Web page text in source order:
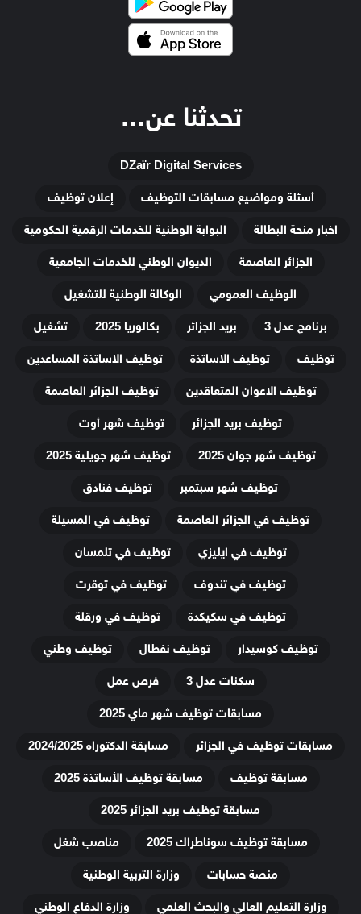
تحدثنا عن…
DZaïr Digital Services
أسئلة ومواضيع مسابقات التوظيف
إعلان توظيف
اخبار منحة البطالة
البوابة الوطنية للخدمات الرقمية الحكومية
الجزائر العاصمة
الديوان الوطني للخدمات الجامعية
الوظيف العمومي
الوكالة الوطنية للتشغيل
برنامج عدل 3
بريد الجزائر بكالوريا 2025
تشغيل
توظيف
توظيف الاساتذة
توظيف الاساتذة المساعدين
توظيف الاعوان المتعاقدين
توظيف الجزائر العاصمة
توظيف بريد الجزائر
توظيف شهر أوت
توظيف شهر جوان 2025
توظيف شهر جويلية 2025
توظيف شهر سبتمبر
توظيف فنادق
توظيف في الجزائر العاصمة
توظيف في المسيلة
توظيف في ايليزي
توظيف في تلمسان
توظيف في تندوف
توظيف في توقرت
توظيف في سكيكدة
توظيف في ورقلة
توظيف كوسيدار
توظيف نفطال
توظيف وطني
سكنات عدل 3
فرص عمل
مسابقات توظيف شهر ماي 2025
مسابقات توظيف في الجزائر
مسابقة الدكتوراه 2024/2025
مسابقة توظيف
مسابقة توظيف الأساتذة 2025
مسابقة توظيف بريد الجزائر 2025
مسابقة توظيف سوناطراك 2025
مناصب شغل
منصة حسابات
وزارة التربية الوطنية
وزارة التعليم العالي والبحث العلمي
وزارة الدفاع الوطني